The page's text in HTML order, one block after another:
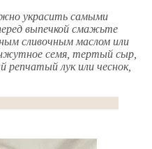
украсить самыми
выпечкой смажьте
сливочным маслом или
семя, тертый сыр,
репчатый лук или чеснок,